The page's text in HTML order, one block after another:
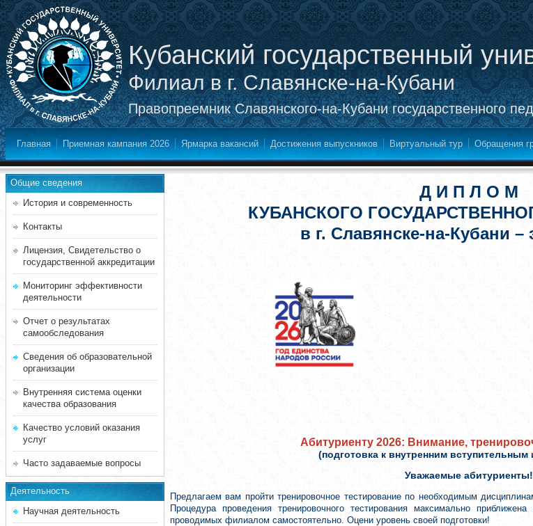
Кубанский государственный
Филиал в г. Славянске-на-Кубани
Правопреемник Славянского-на-Кубани государственного
Главная Приемная кампания 2026 Ярмарка вакансий Достижения выпускников Виртуальный тур Обращения
Общие сведения
История и современность
Контакты
Лицензия, Свидетельство о
государственной аккредитации
Мониторинг эффективности
деятельности
Отчет о результатах
самообследования
Сведения об образовательной
организации
Внутренняя система оценки
качества образования
Качество условий оказания
услуг
Часто задаваемые вопросы
Деятельность
Научная деятельность
Д И П Л О М
КУБАНСКОГО
в г. Славянске-на-Кубани –
Абитуриенту 2026: Внимание,
(подготовка к внутренним вступительным
Уважаемые абитуриенты!
Предлагаем вам пройти тренировочное тестирование по необходимым
Процедура проведения тренировочного тестирования максимально
проводимых филиалом самостоятельно. Оцени уровень своей подготовки!